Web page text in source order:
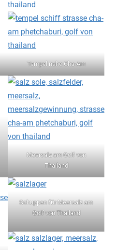
Tempel nahe Cha-Am
Meersalz am Golf von
Thailand
Schuppen für Meersalz am
Golf von Thailand